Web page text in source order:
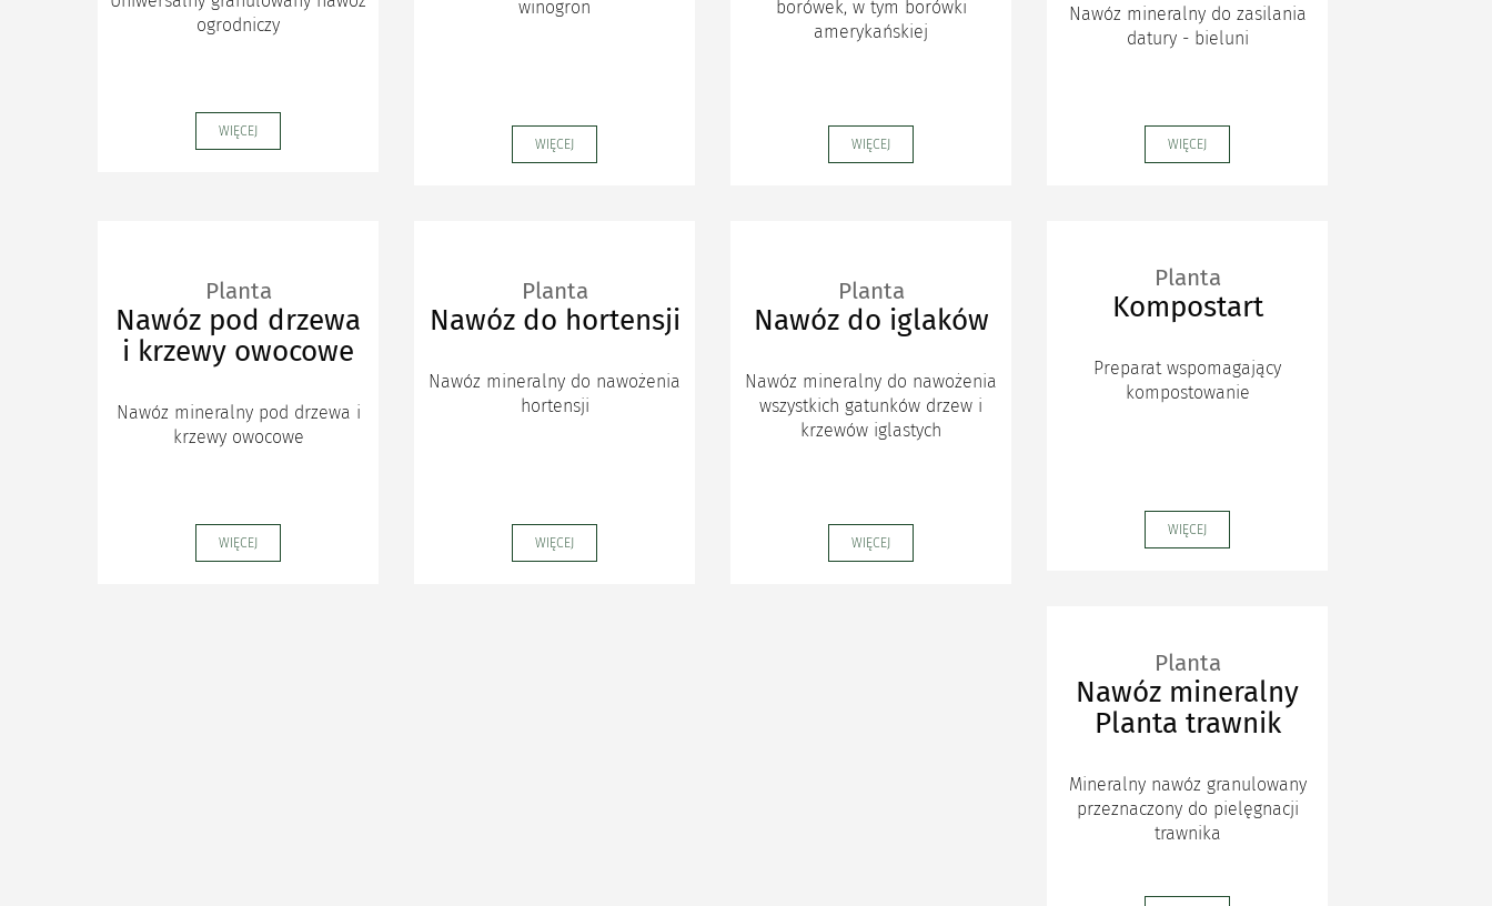
ogrodniczy
WIĘCEJ
winogron
WIĘCEJ
borówek, w tym borówki
amerykańskiej
WIĘCEJ
Nawóz mineralny do zasilania
datury - bieluni
WIĘCEJ
Planta
Nawóz pod drzewa
i krzewy owocowe
Nawóz mineralny pod drzewa i
krzewy owocowe
WIĘCEJ
Planta
Nawóz do hortensji
Nawóz mineralny do nawożenia
hortensji
WIĘCEJ
Planta
Nawóz do iglaków
Nawóz mineralny do nawożenia
wszystkich gatunków drzew i
krzewów iglastych
WIĘCEJ
Planta
Kompostart
Preparat wspomagający
kompostowanie
WIĘCEJ
Planta
Nawóz mineralny
Planta trawnik
Mineralny nawóz granulowany
przeznaczony do pielęgnacji
trawnika